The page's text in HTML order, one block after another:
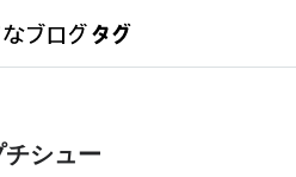
チシュー